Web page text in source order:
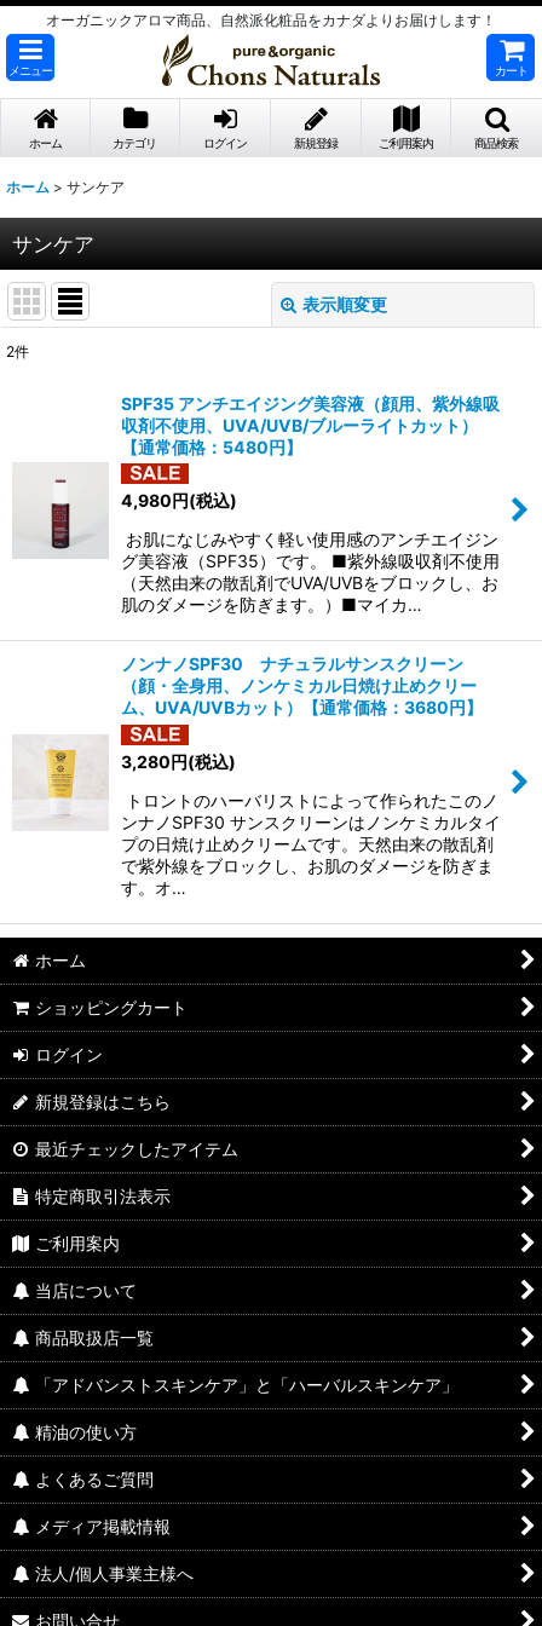
オーガニックアロマ商品、自然派化粧品をカナダよりお届けします！
メニュー カート
ホーム カテゴリ ログイン 新規登録 ご利用案内 商品検索
ホーム > サンケア
サンケア
表示順変更
2件
SPF35 アンチエイジング美容液（顔用、紫外線吸
収剤不使用、UVA/UVB/ブルーライトカット）
【通常価格：5480円】
4,980円(税込)
お肌になじみやすく軽い使用感のアンチエイジン
グ美容液（SPF35）です。 ■紫外線吸収剤不使用
（天然由来の散乱剤でUVA/UVBをブロックし、お
肌のダメージを防ぎます。）■マイカ…
ノンナノSPF30 ナチュラルサンスクリーン
（顔・全身用、ノンケミカル日焼け止めクリー
ム、UVA/UVBカット）【通常価格：3680円】
3,280円(税込)
トロントのハーバリストによって作られたこのノ
ンナノSPF30 サンスクリーンはノンケミカルタイ
プの日焼け止めクリームです。天然由来の散乱剤
で紫外線をブロックし、お肌のダメージを防ぎま
す。オ…
ホーム
ショッピングカート
ログイン
新規登録はこちら
最近チェックしたアイテム
特定商取引法表示
ご利用案内
当店について
商品取扱店一覧
「アドバンストスキンケア」と「ハーバルスキンケア」
精油の使い方
よくあるご質問
メディア掲載情報
法人/個人事業主様へ
お問い合せ